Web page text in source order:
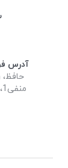
آدرس
حافظ،